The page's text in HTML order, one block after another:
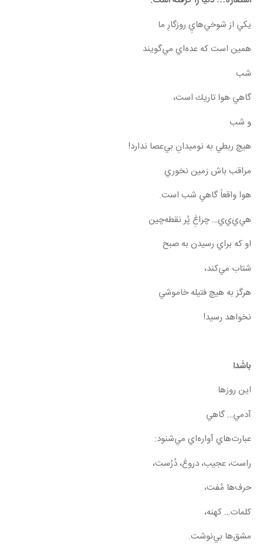
يكي از شوخي‌هايِ روزگارِ ما
همين است كه عده‌اي مي‌گويند
شب
گاهي هوا تاريك است،
و شب
هيچ ربطي به نوميدانِ بي‌عصا ندارد!
مراقب باش زمين نخوري
هوا واقعاً گاهي شب است.
هي‌ي‌ي‌ي… چراغِ پُر نقطه‌چين
او كه براي رسيدن به صبح
شتاب مي‌كند،
هرگز به هيچ فتيله خاموشي
نخواهد رسيد!
باشَدا
اين روزها
آدمي… گاهي
عبارت‌هاي آواره‌اي مي‌شنود:
راست، عجيب، دروغ، دُرُست،
حرف‌ها مُفت،
كلمات… كهنه،
مشق‌ها بي‌نوشت.